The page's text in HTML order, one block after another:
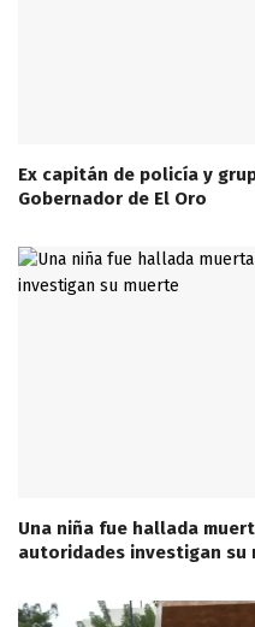
Ex capitán de policía y
Gobernador de El Oro
Una niña fue hallada
autoridades investigan su